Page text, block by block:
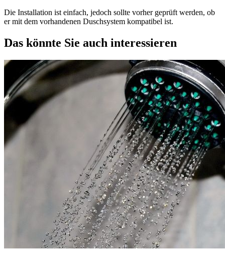
Die Installation ist einfach, jedoch sollte vorher geprüft werden, ob
er mit dem vorhandenen Duschsystem kompatibel ist.
Das könnte Sie auch interessieren